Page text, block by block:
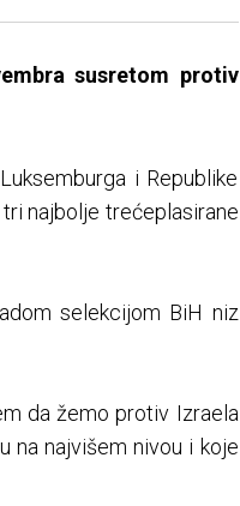
susretom protiv
i Republike
najbolje trećeplasirane
selekcijom BiH niz
da žemo protiv Izraela
na najvišem nivou i koje